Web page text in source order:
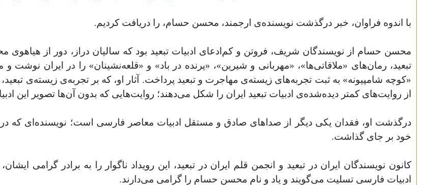
با اندوه فراوان، خبر درگذشت نویسنده‌ی ارجمند، محسن حسام، را دریافت کردیم.
محسن حسام از نویسندگان شریف، فروتن و کم‌ادعای ادبیات تبعید بود که سالیان دراز، دور از هیاهوی
تبعید، رمان‌های «ملاقاتی‌ها»، «مهربانی و شیرین»، «پرنده در باد» و «قلعه‌نشینان» را در ایران نوشت
«کوچه شامپیونه» به ثبت تجربه‌های زیسته‌ی مهاجرت و تبعید پرداخت. آثار او، که بر تجربه‌ی زیسته‌ی
از روایت‌های کمتر دیده‌شده‌ی ادبیات تبعید ایران را شکل می‌دهند؛ روایت‌هایی که بدون آن‌ها تصویر این
درگذشت او، فقدان یکی دیگر از صداهای صادق و مستقل ادبیات معاصر فارسی است؛ نویسنده‌ای
خود بر جای گذاشت.
کانون نویسندگان ایران در تبعید و انجمن قلم ایران در تبعید، این رویداد ناگوار را به برادر گرامی
ادبیات فارسی تسلیت می‌گویند و یاد و نام محسن حسام را گرامی می‌دارند.